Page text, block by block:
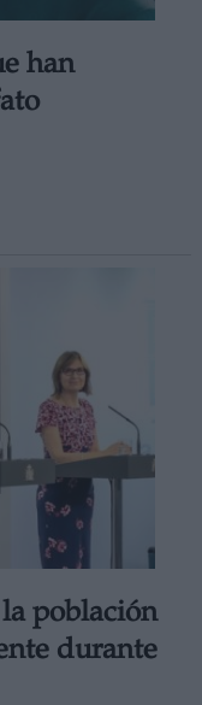
han
población
durante